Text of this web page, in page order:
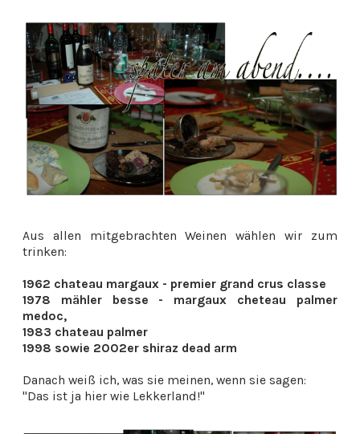
Aus allen mitgebrachten Weinen wählen wir zum
trinken:
1962 chateau margaux - premier grand crus classe
1978 mähler besse - margaux cheteau palmer
medoc,
1983 chateau palmer
1998 sowie 2002er shiraz dead arm
Danach weiß ich, was sie meinen, wenn sie sagen:
"Das ist ja hier wie Lekkerland!"